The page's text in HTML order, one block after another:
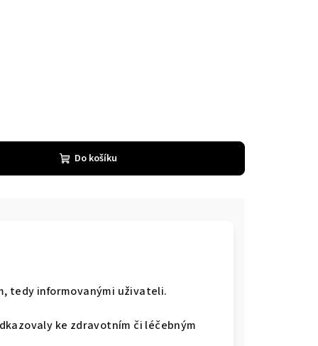
Do košíku
tedy informovanými uživateli.
ke zdravotním či léčebným